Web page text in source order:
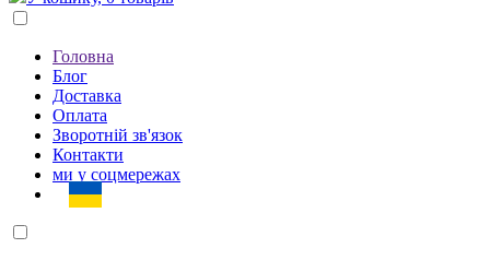
Головна
Блог
Доставка
Оплата
Зворотній зв'язок
Контакти
ми у соцмережах